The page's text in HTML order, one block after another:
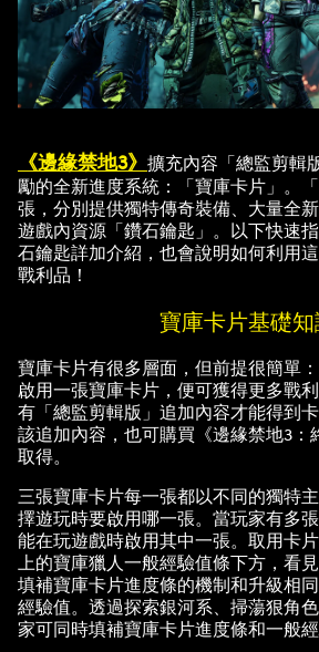
《邊緣禁地3》 擴充內容「總監剪輯
勵的全新進度系統：「寶庫卡片」。
張，分別提供獨特傳奇裝備、大量全
遊戲內資源「鑽石鑰匙」。以下快速
石鑰匙詳加介紹，也會說明如何利用
戰利品！
寶庫卡片基礎
寶庫卡片有很多層面，但前提很簡單
啟用一張寶庫卡片，便可獲得更多戰
有「總監剪輯版」追加內容才能得到
該追加內容，也可購買《邊緣禁地3：
取得。
三張寶庫卡片每一張都以不同的獨特
擇遊玩時要啟用哪一張。當玩家有多
能在玩遊戲時啟用其中一張。取用卡
上的寶庫獵人一般經驗值條下方，看見
填補寶庫卡片進度條的機制和升級相
經驗值。透過探索銀河系、掃蕩狠角
家可同時填補寶庫卡片進度條和一般經